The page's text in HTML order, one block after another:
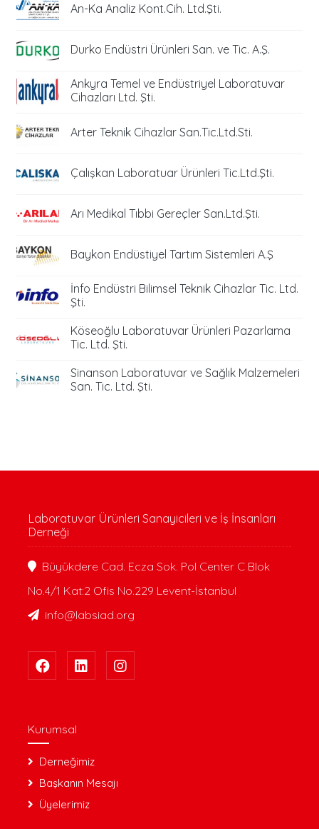
An-Ka Analiz Kont.Cih. Ltd.Şti.
Durko Endüstri Ürünleri San. ve Tic. A.Ş.
Ankyra Temel ve Endüstriyel Laboratuvar
Cihazları Ltd. Şti.
Arter Teknik Cihazlar San.Tic.Ltd.Sti.
Çalışkan Laboratuar Ürünleri Tic.Ltd.Şti.
Arı Medikal Tıbbi Gereçler San.Ltd.Şti.
Baykon Endüstiyel Tartım Sistemleri A.Ş
İnfo Endüstri Bilimsel Teknik Cihazlar Tic. Ltd.
Şti.
Köseoğlu Laboratuvar Ürünleri Pazarlama
Tic. Ltd. Şti.
Sinanson Laboratuvar ve Sağlık Malzemeleri
San. Tic. Ltd. Şti.
Laboratuvar Ürünleri Sanayicileri ve İş İnsanları
Derneği
Büyükdere Cad. Ecza Sok. Pol Center C Blok
No.4/1 Kat:2 Ofis No.229 Levent-İstanbul
info@labsiad.org
Kurumsal
Derneğimiz
Başkanın Mesajı
Üyelerimiz